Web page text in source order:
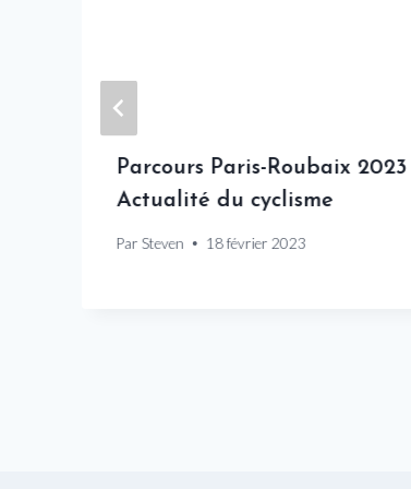
Parcours Paris-Roubaix 2023 |
Actualité du cyclisme
Par Steven 18 février 2023